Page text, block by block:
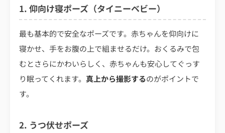
1. 仰向け寝ポーズ（タイニーベビー）
最も基本的で安全なポーズです。赤ちゃんを仰向けに
寝かせ、手をお腹の上で組ませるだけ。おくるみで包
むとさらにかわいらしく、赤ちゃんも安心してぐっす
り眠ってくれます。 真上から撮影するのがポイントで
す。
2. うつ伏せポーズ